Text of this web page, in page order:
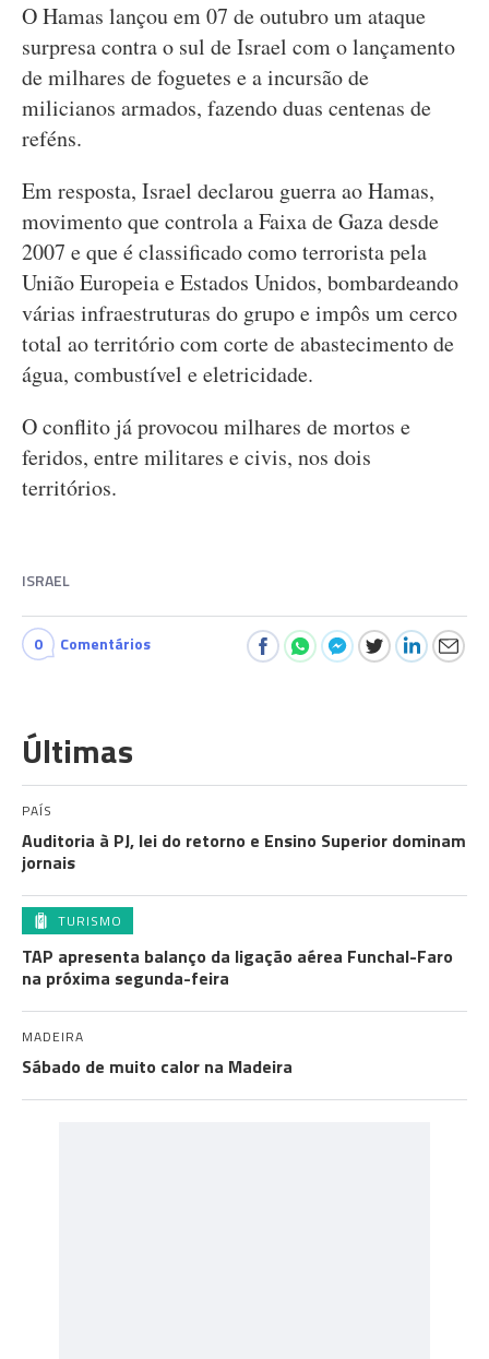
O Hamas lançou em 07 de outubro um ataque
surpresa contra o sul de Israel com o lançamento
de milhares de foguetes e a incursão de
milicianos armados, fazendo duas centenas de
reféns.
Em resposta, Israel declarou guerra ao Hamas,
movimento que controla a Faixa de Gaza desde
2007 e que é classificado como terrorista pela
União Europeia e Estados Unidos, bombardeando
várias infraestruturas do grupo e impôs um cerco
total ao território com corte de abastecimento de
água, combustível e eletricidade.
O conflito já provocou milhares de mortos e
feridos, entre militares e civis, nos dois
territórios.
ISRAEL
0 Comentários
Últimas
PAÍS
Auditoria à PJ, lei do retorno e Ensino Superior dominam
jornais
TURISMO
TAP apresenta balanço da ligação aérea Funchal-Faro
na próxima segunda-feira
MADEIRA
Sábado de muito calor na Madeira